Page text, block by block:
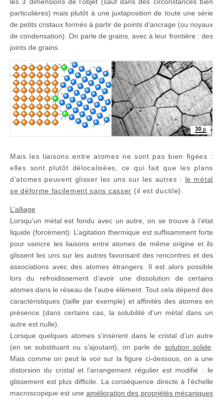
particulières) mais plutôt à une juxtaposition de toute une série
de petits cristaux formés à partir de points d’ancrage (ou noyaux
de condensation). On parle de grains, avec à leur frontière : des
joints de grains.
Mais les liaisons entre atomes ne sont pas bien figées :
elles sont plutôt délocalisées, ce qui fait que les plans
d’atomes peuvent glisser les uns sur les autres : le métal
se déforme facilement sans casser (il est ductile).
L’alliage
Lorsqu’un métal est fondu avec un autre, on se trouve à l’état
liquide (forcément). L’agitation thermique est suffisamment forte
pour vaincre les liaisons entre atomes de même origine et ils
glissent les uns sur les autres favorisant des rencontres et des
associations avec des atomes étrangers. Il est alors possible
lors du refroidissement d’avoir une dissolution de certains
atomes dans le réseau de l’autre élément. Tout cela dépend des
caractéristiques (taille par exemple) et affinités des atomes en
présence (dans certains cas, la solubilité d’un métal dans un
autre est nulle).
Lorsque quelques atomes s’insèrent dans le cristal d’un autre
(en se substituant ou s’ajoutant), on parle de solution solide.
Mais comme on peut le voir sur la figure ci-dessous, on a une
distorsion du cristal et l’arrangement régulier est modifié : le
glissement est plus difficile. La conséquence directe à l’échelle
macroscopique est une amélioration des propriétés mécaniques